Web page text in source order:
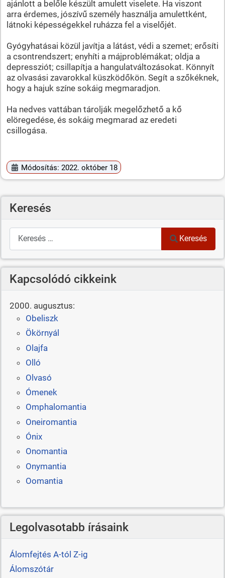
ajánlott a belőle készült amulett viselete. Ha viszont
arra érdemes, jószívű személy használja amulettként,
látnoki képességekkel ruházza fel a viselőjét.
Gyógyhatásai közül javítja a látást, védi a szemet; erősíti
a csontrendszert; enyhíti a májproblémákat; oldja a
depressziót; csillapítja a hangulatváltozásokat. Könnyít
az olvasási zavarokkal küszködőkön. Segít a szőkéknek,
hogy a hajuk színe sokáig megmaradjon.
Ha nedves vattában tárolják megelőzhető a kő
elöregedése, és sokáig megmarad az eredeti
csillogása.
Módosítás: 2022. október 18
Keresés
Keresés
Keresés
Kapcsolódó cikkeink
2000. augusztus:
Obeliszk
Ökörnyál
Olajfa
Olló
Olvasó
Ómenek
Omphalomantia
Oneiromantia
Ónix
Onomantia
Onymantia
Oomantia
Legolvasotabb írásaink
Álomfejtés A-tól Z-ig
Álomszótár